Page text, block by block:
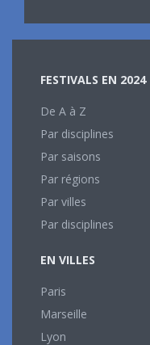
FESTIVALS EN 2024
De A à Z
Par disciplines
Par saisons
Par régions
Par villes
Par disciplines
EN VILLES
Paris
Marseille
Lyon